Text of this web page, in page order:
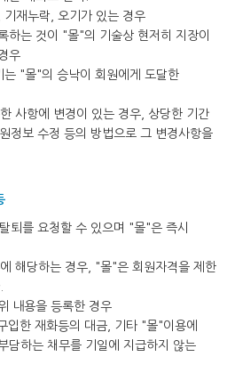
기재누락, 오기가 있는 경우
하는 것이 "몰"의 기술상 현저히 지장이
우
는 "몰"의 승낙이 회원에게 도달한
사항에 변경이 있는 경우, 상당한 기간
정보 수정 등의 방법으로 그 변경사항을
퇴를 요청할 수 있으며 "몰"은 즉시
해당하는 경우, "몰"은 회원자격을 제한
내용을 등록한 경우
입한 재화등의 대금, 기타 "몰"이용에
담하는 채무를 기일에 지급하지 않는